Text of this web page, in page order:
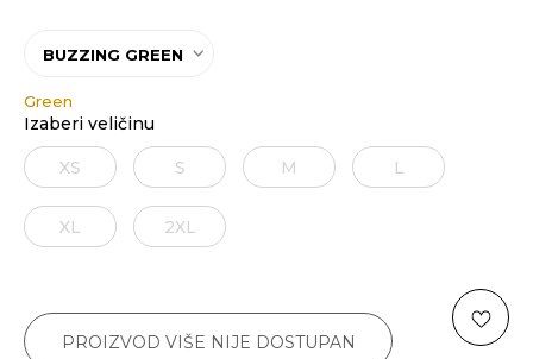
BUZZING GREEN
Green
Izaberi veličinu
XS
XS
S M L
XL 2XL
PROIZVOD VIŠE NIJE DOSTUPAN